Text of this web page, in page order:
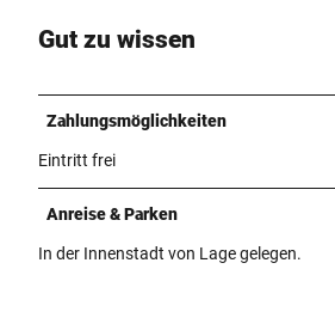
Gut zu wissen
Zahlungsmöglichkeiten
Eintritt frei
Anreise & Parken
In der Innenstadt von Lage gelegen.